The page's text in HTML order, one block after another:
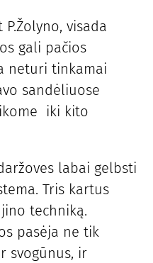
visada
gali pačios
neturi tinkamai
sandėliuose
iki kito
labai gelbsti
Tris kartus
techniką.
pasėja ne tik
svogūnus, ir